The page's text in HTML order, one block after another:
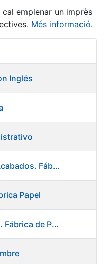
emplenar un imprès
Més informació.
Accions
Inglés
Ayudante Cortadoras de Acabados. Fábrica de Papel
Papel
Técnico de Mantenimiento. Fábrica de Papel